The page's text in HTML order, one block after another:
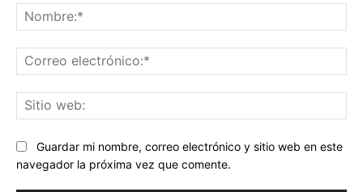
Guardar mi nombre, correo electrónico y sitio web en este
navegador la próxima vez que comente.